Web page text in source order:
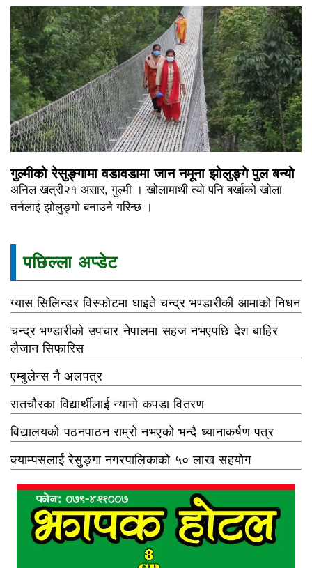
गुल्मीको रेसुङ्गामा वडावडामा जान नमूना झोलुङ्गे पुल बन्यो
अनिल खत्री२१ असार, गुल्मी । खोलामाथी त्यो पनि बर्खाको खोला
तर्नलाई झोलुङ्गो बनाउने गरिन्छ ।
पछिल्ला अप्डेट
ग्यास सिलिन्डर विस्फोटमा घाइते चन्द्र भण्डारीकी आमाको निधन
चन्द्र भण्डारीको उपचार नेपालमा सहज नभएपछि देश बाहिर
लैजान सिफारिस
एम्बुलेन्स नै अलपत्र
रातचौरका विद्यार्थीलाई न्यानो कपडा वितरण
विद्यालयको पठनपाठन राम्रो नभएको भन्दै ध्यानाकर्षण पत्र
क्याम्पसलाई रेसुङ्गा नगरपालिकाको ५० लाख सहयोग